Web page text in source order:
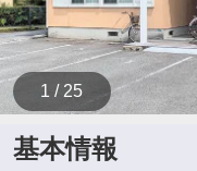
1 / 25
基本情報